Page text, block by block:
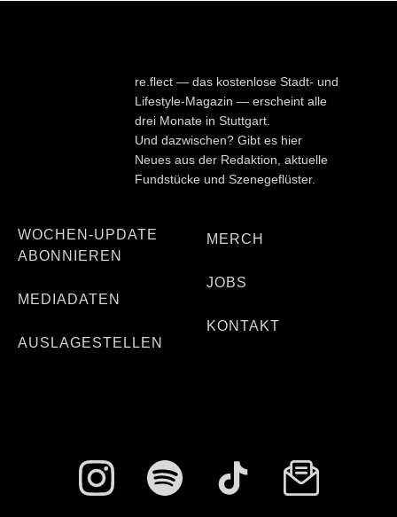
re.flect — das kostenlose Stadt- und
Lifestyle-Magazin — erscheint alle
drei Monate in Stuttgart.
Und dazwischen? Gibt es hier
Neues aus der Redaktion, aktuelle
Fundstücke und Szenegeflüster.
WOCHEN-UPDATE
ABONNIEREN
MEDIADATEN
AUSLAGESTELLEN
MERCH
JOBS
KONTAKT